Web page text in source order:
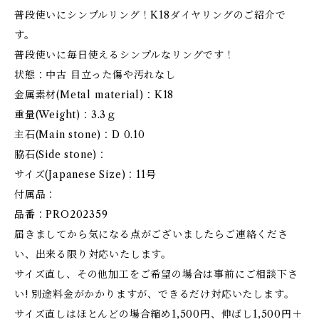
普段使いにシンプルリング！K18ダイヤリングのご紹介で
す。
普段使いに毎日使えるシンプルなリングです！
状態：中古 目立った傷や汚れなし
金属素材(Metal material)：K18
重量(Weight)：3.3ｇ
主石(Main stone)：D 0.10
脇石(Side stone)：
サイズ(Japanese Size)：11号
付属品：
品番：PRO202359
届きましてから気になる点がございましたらご連絡くださ
い、出来る限り対応いたします。
サイズ直し、その他加工をご希望の場合は事前にご相談下さ
い! 別途料金がかかりますが、できるだけ対応いたします。
サイズ直しはほとんどの場合縮め1,500円、伸ばし1,500円＋